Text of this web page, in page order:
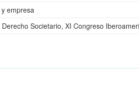
empresa
Societario, XI Congreso